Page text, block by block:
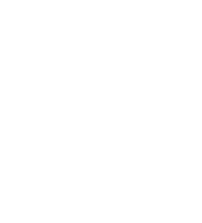
find